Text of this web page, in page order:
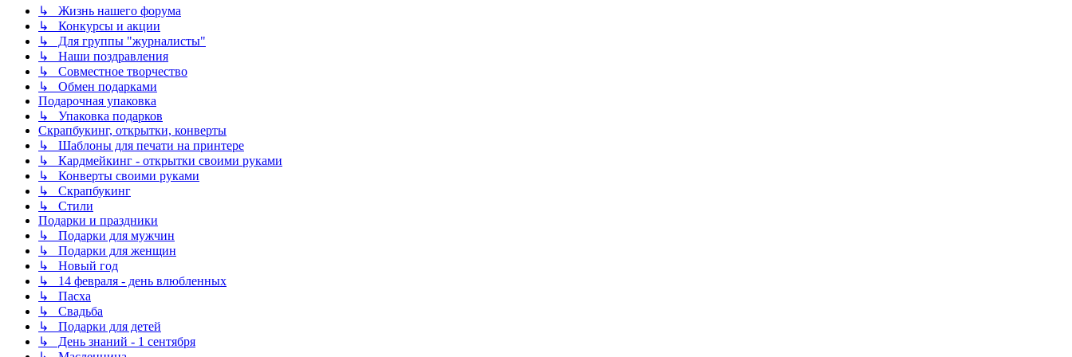
↳ Жизнь нашего форума
↳ Конкурсы и акции
↳ Для группы "журналисты"
↳ Наши поздравления
↳ Совместное творчество
↳ Обмен подарками
Подарочная упаковка
↳ Упаковка подарков
Скрапбукинг, открытки, конверты
↳ Шаблоны для печати на принтере
↳ Кардмейкинг - открытки своими руками
↳ Конверты своими руками
↳ Скрапбукинг
↳ Стили
Подарки и праздники
↳ Подарки для мужчин
↳ Подарки для женщин
↳ Новый год
↳ 14 февраля - день влюбленных
↳ Пасха
↳ Свадьба
↳ Подарки для детей
↳ День знаний - 1 сентября